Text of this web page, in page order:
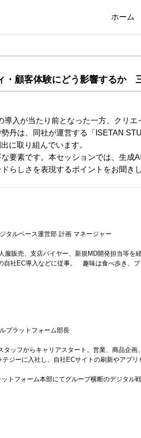
ホーム
・顧客体験にどう影響するか
入が当たり前となった一方、クリ
丹は、同社が運営する「ISETAN
に取り組んでいます。
要素です。本セッションでは、生
らしさを表現するポイントをお聞きし
タルベース運営部 計画 マネージャー
服販売、支店バイヤー、新規MD開発担当等
自社EC導入などに従事。 趣味は食べ歩き、プ
プラットフォーム部長
ッフからキャリアスタート。営業、商品企画
ジーに入社し、自社ECサイトの刷新やアプ
トフォーム本部にてグループ横断のデジタル戦